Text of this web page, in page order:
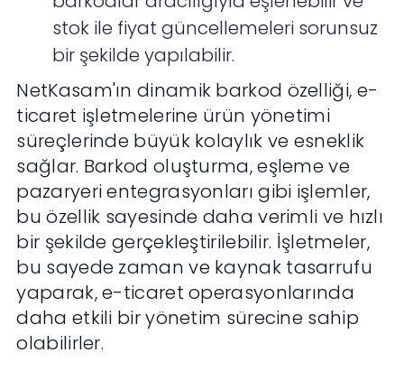
stok ile fiyat güncellemeleri sorunsuz
bir şekilde yapılabilir.
NetKasam'ın dinamik barkod özelliği, e-
ticaret işletmelerine ürün yönetimi
süreçlerinde büyük kolaylık ve esneklik
sağlar. Barkod oluşturma, eşleme ve
pazaryeri entegrasyonları gibi işlemler,
bu özellik sayesinde daha verimli ve hızlı
bir şekilde gerçekleştirilebilir. İşletmeler,
bu sayede zaman ve kaynak tasarrufu
yaparak, e-ticaret operasyonlarında
daha etkili bir yönetim sürecine sahip
olabilirler.